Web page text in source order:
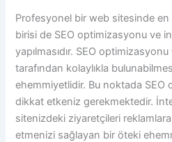
Profesyonel bir web sitesinde
birisi de SEO optimizasyonu ve
yapılmasıdır. SEO
tarafından kolaylıkla
ehemmiyetlidir. Bu noktada
dikkat etkeniz gerekmektedir.
sitenizdeki ziyaretçileri
etmenizi sağlayan bir öteki